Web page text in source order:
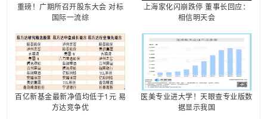
重磅！广期所召开股东大会 对标
国际一流综
上海家化闪崩跌停 董事长回应：
相信明天会
百亿新基金最新净值均低于1元 易
方达竞争优
医美专业进大学！天眼查专业版数
据显示我国